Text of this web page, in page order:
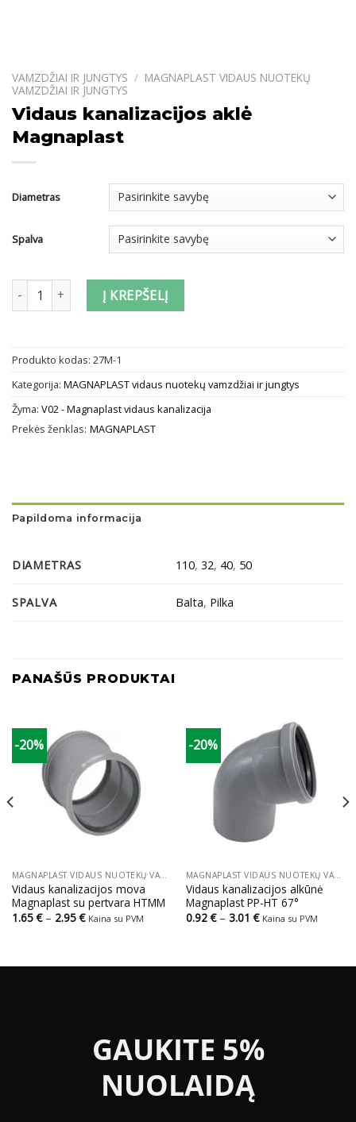
VAMZDŽIAI IR JUNGTYS / MAGNAPLAST VIDAUS NUOTEKŲ
VAMZDŽIAI IR JUNGTYS
Vidaus kanalizacijos aklė
Magnaplast
Diametras
Spalva
produkto kiekis: Vidaus kanalizacijos aklė Magnaplast
Į KREPŠELĮ
Produkto kodas: 27M-1
Kategorija: MAGNAPLAST vidaus nuotekų vamzdžiai ir jungtys
Žyma: V02 - Magnaplast vidaus kanalizacija
Prekės ženklas: MAGNAPLAST
Papildoma informacija
DIAMETRAS 110,32, 40, 50
SPALVA Balta, Pilka
PANAŠŪS PRODUKTAI
-20%
MAGNAPLAST VIDAUS NUOTEKŲ VAMZDŽIAI IR JUNGTYS
Vidaus kanalizacijos mova
Magnaplast su pertvara HTMM
1.65€ – 2.95€Price
range:
Kaina su PVM
-20%
MAGNAPLAST VIDAUS NUOTEKŲ VAMZDŽIAI IR JUNGTYS
Vidaus kanalizacijos alkūnė
Magnaplast PP-HT 67°
0.92€ – 3.01€Price
range:
Kaina su PVM
GAUKITE 5%
NUOLAIDĄ